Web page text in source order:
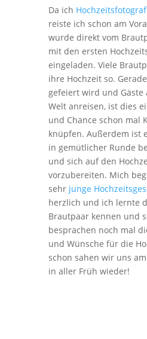
Da ich
reiste ich schon am
wurde direkt vom
mit den ersten
eingeladen. Viele
ihre Hochzeit so.
gefeiert wird und Gäste
Welt anreisen, ist dies
und Chance schon mal
knüpfen. Außerdem ist
in gemütlicher Runde
und sich auf den
vorzubereiten. Mich
sehr junge
herzlich und ich lernte
Brautpaar kennen und
besprachen noch mal
und Wünsche für die
schon sahen wir uns
in aller Früh wieder!